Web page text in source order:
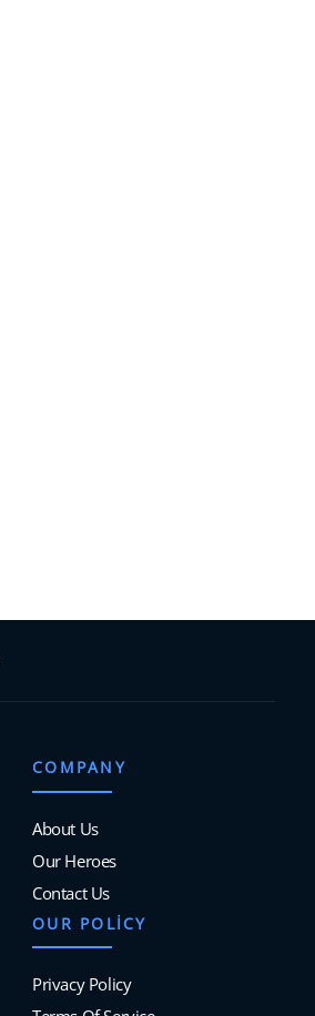
COMPANY
About Us
Our Heroes
Contact Us
OUR POLICY
Privacy Policy